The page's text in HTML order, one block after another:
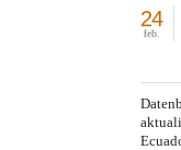
24
feb.